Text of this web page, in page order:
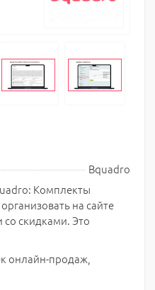
Bquadro
Комплекты
на сайте
скидками. Это
онлайн-продаж,